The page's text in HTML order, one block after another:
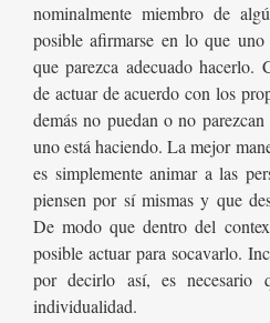
nominalmente miembro de
posible afirmarse en lo que
que parezca adecuado hacerlo.
de actuar de acuerdo con los
demás no puedan o no
uno está haciendo. La mejor
es simplemente animar a las
piensen por sí mismas y que
De modo que dentro del
posible actuar para socavarlo.
por decirlo así, es necesario
individualidad.